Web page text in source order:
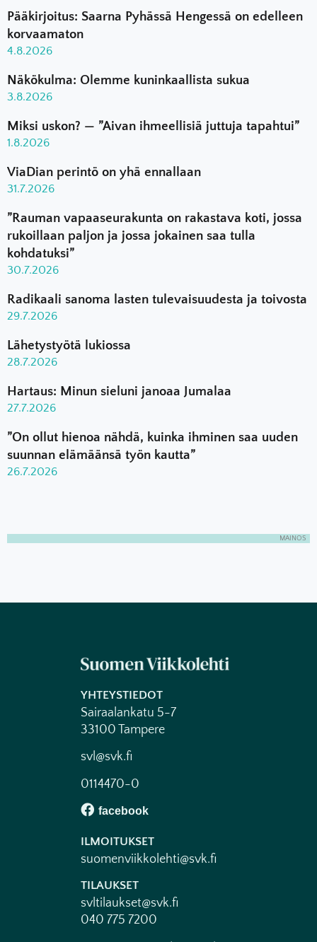
Pääkirjoitus: Saarna Pyhässä Hengessä on edelleen
korvaamaton
4.8.2026
Näkökulma: Olemme kuninkaallista sukua
3.8.2026
Miksi uskon? — ”Aivan ihmeellisiä juttuja tapahtui”
1.8.2026
ViaDian perintö on yhä ennallaan
31.7.2026
”Rauman vapaaseurakunta on rakastava koti, jossa
rukoillaan paljon ja jossa jokainen saa tulla
kohdatuksi”
30.7.2026
Radikaali sanoma lasten tulevaisuudesta ja toivosta
29.7.2026
Lähetystyötä lukiossa
28.7.2026
Hartaus: Minun sieluni janoaa Jumalaa
27.7.2026
”On ollut hienoa nähdä, kuinka ihminen saa uuden
suunnan elämäänsä työn kautta”
26.7.2026
MAINOS
YHTEYSTIEDOT
Sairaalankatu 5-7
33100 Tampere
svl@svk.fi
0114470-0
ILMOITUKSET
suomenviikkolehti@svk.fi
TILAUKSET
svltilaukset@svk.fi
040 775 7200